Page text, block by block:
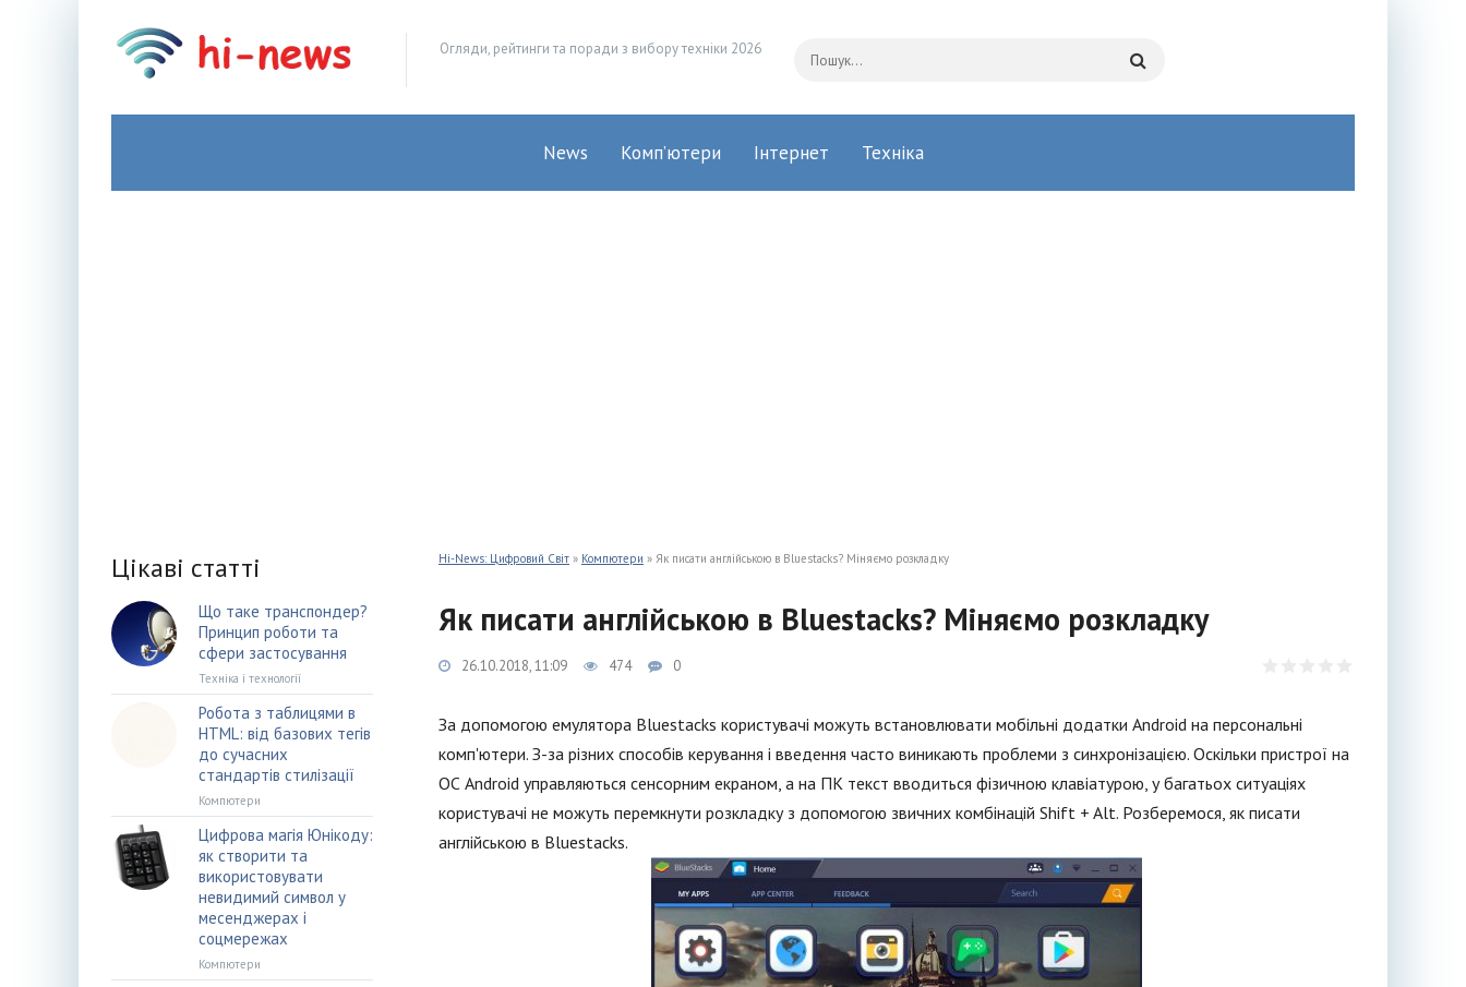
Огляди, рейтинги та поради з вибору техніки 2026
News Комп’ютери Інтернет Техніка
Hi-News: Цифровий Світ » Компютери » Як писати англійською в Bluestacks? Міняємо розкладку
Як писати англійською в Bluestacks? Міняємо розкладку
26.10.2018, 11:09 474 0
За допомогою емулятора Bluestacks користувачі можуть встановлювати мобільні додатки Android на персональні
комп'ютери. З-за різних способів керування і введення часто виникають проблеми з синхронізацією. Оскільки пристрої на
ОС Android управляються сенсорним екраном, а на ПК текст вводиться фізичною клавіатурою, у багатьох ситуаціях
користувачі не можуть перемкнути розкладку з допомогою звичних комбінацій Shift + Alt. Розберемося, як писати
англійською в Bluestacks.
Цікаві статті
Що таке транспондер?
Принцип роботи та
сфери застосування
Техніка і технології
Робота з таблицями в
HTML: від базових тегів
до сучасних
стандартів стилізації
Компютери
Цифрова магія Юнікоду:
як створити та
використовувати
невидимий символ у
месенджерах і
соцмережах
Компютери